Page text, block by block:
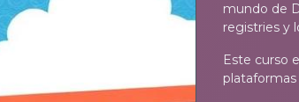
mundo de
registries y
Este curso